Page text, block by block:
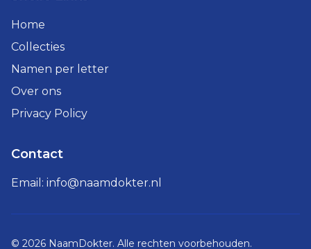
Home
Collecties
Namen per letter
Over ons
Privacy Policy
Contact
Email: info@naamdokter.nl
© 2026 NaamDokter. Alle rechten voorbehouden.